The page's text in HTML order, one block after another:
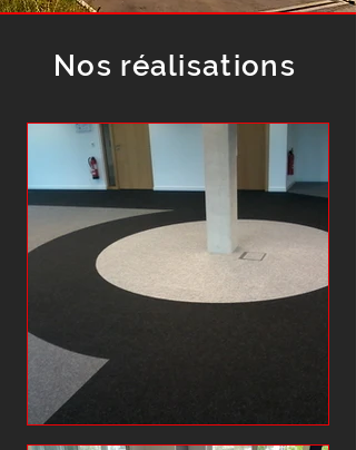
Nos réalisations